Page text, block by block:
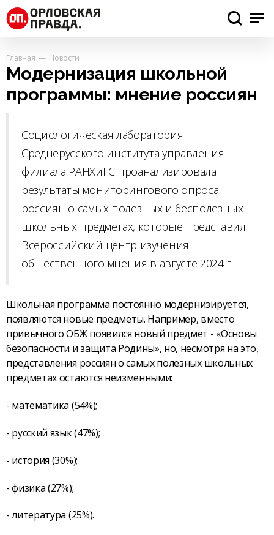
Главная Новости
Модернизация школьной
программы: мнение россиян
Социологическая лаборатория
Среднерусского института управления -
филиала РАНХиГС проанализировала
результаты мониторингового опроса
россиян о самых полезных и бесполезных
школьных предметах, которые представил
Всероссийский центр изучения
общественного мнения в августе 2024 г.
Школьная программа постоянно модернизируется,
появляются новые предметы. Например, вместо
привычного ОБЖ появился новый предмет - «Основы
безопасности и защита Родины», но, несмотря на это,
представления россиян о самых полезных школьных
предметах остаются неизменными:
- математика (54%);
- русский язык (47%);
- история (30%);
- физика (27%);
- литература (25%).